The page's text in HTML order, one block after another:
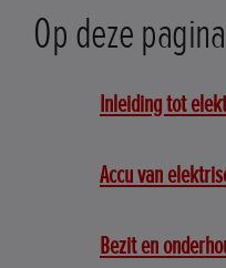
Op deze pagina
Inleiding tot
Accu van
Bezit en